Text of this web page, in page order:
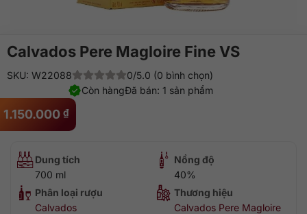
Calvados Pere Magloire Fine VS
1.150.000 ₫
SKU: W22088
0/5.0 (0 bình chọn)
Đã bán: 1 sản phẩm
Còn hàng
Dung tích
700 ml
Nồng độ
40%
Phân loại rượu
Calvados
Thương hiệu
Calvados Pere Magloire